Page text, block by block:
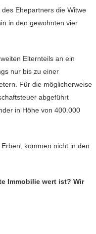
Ehepartners die Witwe
in den gewohnten vier
Elternteils an ein
nur bis zu einer
Für die möglicherweise
abgeführt
in Höhe von 400.000
kommen nicht in den
Immobilie wert ist? Wir